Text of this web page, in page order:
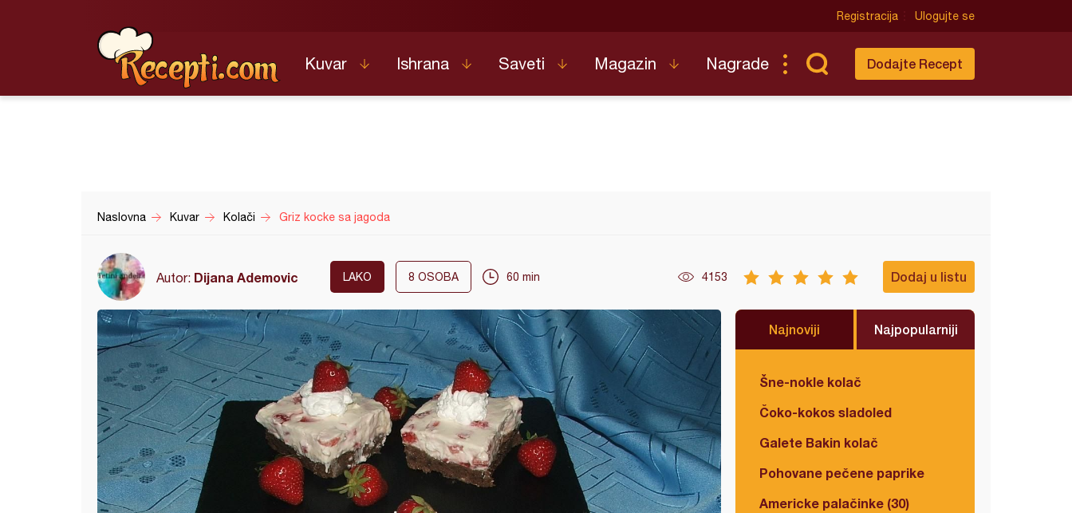
Registracija Ulogujte se
Kuvar Ishrana Saveti Magazin Nagrade Dodajte Recept
Naslovna Kuvar Kolači Griz kocke sa jagoda
Autor: Dijana Ademovic LAKO 8 OSOBA 60 min 4153 Dodaj u listu
Najnoviji Najpopularniji
Šne-nokle kolač
Čoko-kokos sladoled
Galete Bakin kolač
Pohovane pečene paprike
Americke palačinke (30)